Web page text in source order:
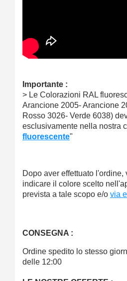
Importante :
> Le Colorazioni RAL
Arancione 2005- Arancione
Rosso 3026- Verde 6038)
esclusivamente nella nostra
fluorescente"
Dopo aver effettuato l'ordine,
indicare il colore scelto
prevista a tale scopo e/o via
CONSEGNA :
Ordine spedito lo stesso
delle 12:00